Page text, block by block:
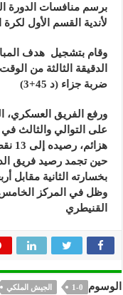
برسم منافسات الدورة
لأندية القسم الأول لكرة
وقام بتشجيل هدف
الدقيقة الثالثة من
ضربة جزاء (د 45+3)
ورفع الفريق العسكري،
على التوالي والثالث
حين تجمد رصيد فريق
وظل في المركز الخامس
القنيطري
الوسوم 1-0 الجيش الملكي